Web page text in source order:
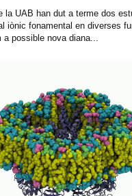
la UAB han dut a terme dos
iònic fonamental en diverses
a possible nova diana...